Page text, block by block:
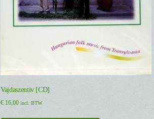
Vajdaszentiv [CD]
€ 16,00 incl. BTW